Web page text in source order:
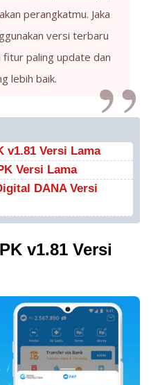
perangkatmu. Jaka
versi terbaru
fitur paling update dan
lebih baik.
v1.81 Versi Lama
Versi Lama
DANA Versi
v1.81 Versi